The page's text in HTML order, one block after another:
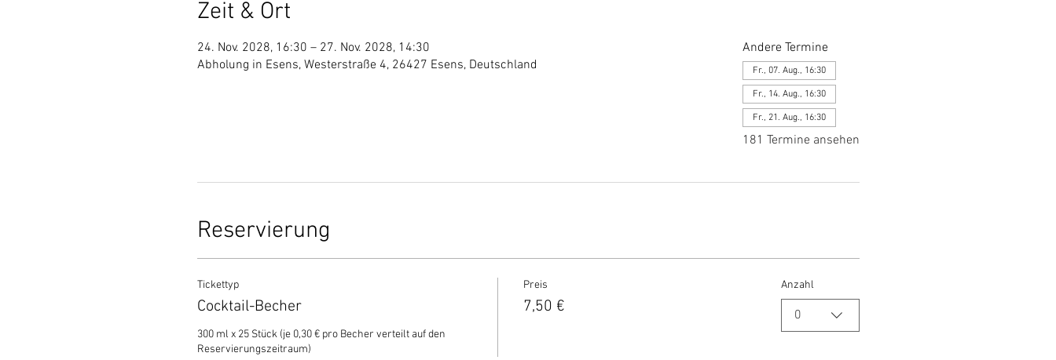
Zeit & Ort
24. Nov. 2028, 16:30 – 27. Nov. 2028, 14:30
Abholung in Esens, Westerstraße 4, 26427 Esens, Deutschland
Andere Termine
Fr., 07. Aug., 16:30
Fr., 14. Aug., 16:30
Fr., 21. Aug., 16:30
181 Termine ansehen
Reservierung
Tickettyp
Cocktail-Becher
300 ml x 25 Stück (je 0,30 € pro Becher verteilt auf den
Reservierungszeitraum)
Preis
7,50 €
Anzahl
0